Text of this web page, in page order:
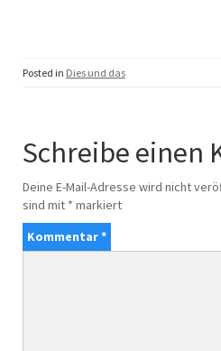
Posted in Dies und das
Schreibe einen
Deine E-Mail-Adresse wird nicht
sind mit * markiert
Kommentar*